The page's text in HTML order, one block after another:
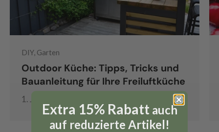
DIY, Garten
Outdoor Küche: Tipps, Tricks und
Bauanleitung für Ihre Freiluftküche
1. Juli 2026
Extra 15% Rabatt auch
auf reduzierte Artikel!